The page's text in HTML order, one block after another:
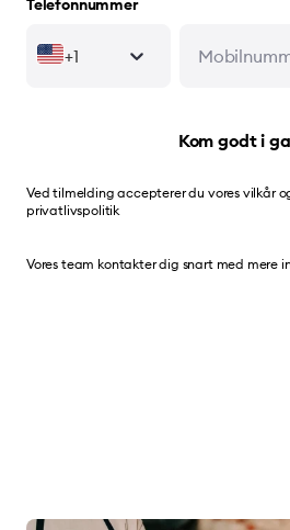
Telefonnummer
+1
Kom godt i
Ved tilmelding accepterer du vores vilkår
privatlivspolitik
Vores team kontakter dig snart med mere